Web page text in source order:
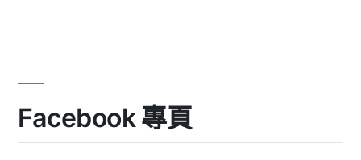
Facebook 專頁